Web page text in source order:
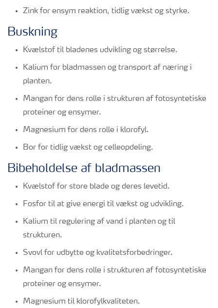
Zink for ensym reaktion, tidlig vækst og styrke.
Buskning
Kvælstof til bladenes udvikling og størrelse.
Kalium for bladmassen og transport af næring i
planten.
Mangan for dens rolle i strukturen af fotosyntetiske
proteiner og ensymer.
Magnesium for dens rolle i klorofyl.
Bor for tidlig vækst og celleopdeling.
Bibeholdelse af bladmassen
Kvælstof for store blade og deres levetid.
Fosfor til at give energi til vækst og udvikling.
Kalium til regulering af vand i planten og til
strukturen.
Svovl for udbytte og kvalitetsforbedringer.
Mangan for dens rolle i strukturen af fotosyntetiske
proteiner og ensymer.
Magnesium til klorofylkvaliteten.